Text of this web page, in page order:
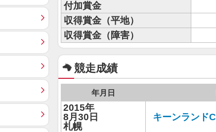
付加賞金
収得賞金（平地）
収得賞金（障害）
競走成績
年月日
2015年
8月30日
札幌
キーンランドC